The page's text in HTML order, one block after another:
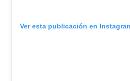
Ver esta publicación en